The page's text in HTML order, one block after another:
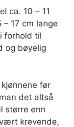
ca. 10 – 11
17 cm lange
forhold til
og bøyelig
før
det altså
større enn
krevende,